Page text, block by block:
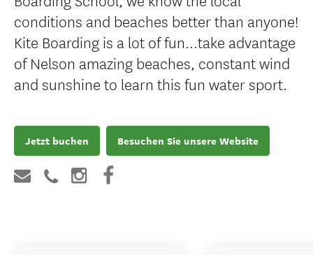
conditions and beaches better than anyone!
Kite Boarding is a lot of fun...take advantage
of Nelson amazing beaches, constant wind
and sunshine to learn this fun water sport.
Jetzt buchen Besuchen Sie unsere Website